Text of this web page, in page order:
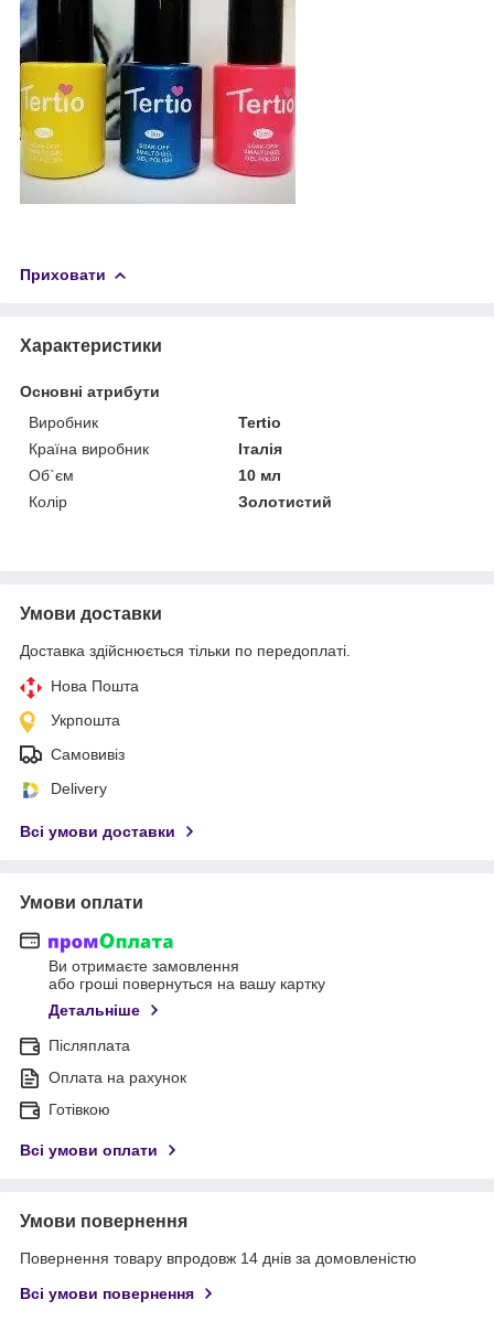
Приховати
Характеристики
Основні атрибути
Виробник
Tertio
Країна виробник
Італія
Об`єм
10 мл
Колір
Золотистий
Умови доставки
Доставка здійснюється тільки по передоплаті.
Нова Пошта
Укрпошта
Самовивіз
Delivery
Всі умови доставки
Умови оплати
Ви отримаєте замовлення
або гроші повернуться на вашу картку
Детальніше
Післяплата
Оплата на рахунок
Готівкою
Всі умови оплати
Умови повернення
Повернення товару впродовж 14 днів за домовленістю
Всі умови повернення